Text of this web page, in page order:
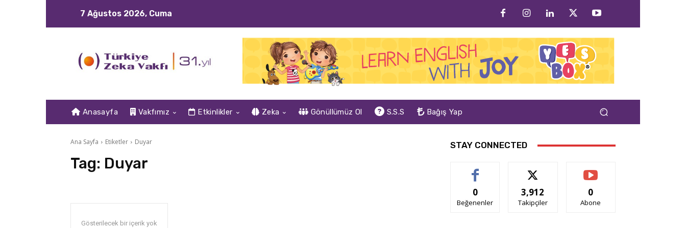
7 Ağustos 2026, Cuma
Anasayfa Vakfımız Etkinlikler Zeka Gönüllümüz Ol S.S.S Bağış Yap
Ana Sayfa Etiketler Duyar
Tag: Duyar
Gösterilecek bir içerik yok
STAY CONNECTED
0
Beğenenler
3,912
Takipçiler
0
Abone